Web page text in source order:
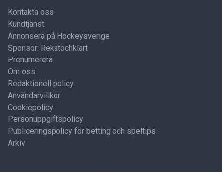
Kontakta oss
Kundtjänst
Annonsera på Hockeysverige
Sponsor: Rekatochklart
Prenumerera
Om oss
Redaktionell policy
Användarvillkor
Cookiepolicy
Personuppgiftspolicy
Publiceringspolicy för betting och speltips
Arkiv